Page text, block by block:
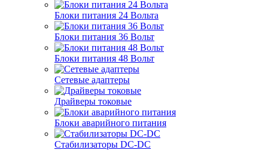
Блоки питания 24 Вольта
Блоки питания 36 Вольт
Блоки питания 48 Вольт
Сетевые адаптеры
Драйверы токовые
Блоки аварийного питания
Стабилизаторы DC-DC